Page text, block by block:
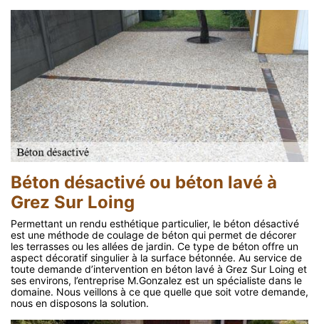
Béton désactivé ou béton lavé à
Grez Sur Loing
Permettant un rendu esthétique particulier, le béton désactivé
est une méthode de coulage de béton qui permet de décorer
les terrasses ou les allées de jardin. Ce type de béton offre un
aspect décoratif singulier à la surface bétonnée. Au service de
toute demande d’intervention en béton lavé à Grez Sur Loing et
ses environs, l’entreprise M.Gonzalez est un spécialiste dans le
domaine. Nous veillons à ce que quelle que soit votre demande,
nous en disposons la solution.